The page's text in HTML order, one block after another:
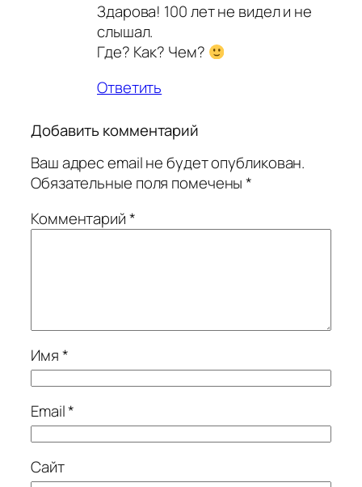
Здарова! 100 лет не видел и не
слышал.
Где? Как? Чем?
Ответить
Добавить комментарий
Ваш адрес email не будет опубликован.
Обязательные поля помечены*
Комментарий*
Имя*
Email*
Сайт